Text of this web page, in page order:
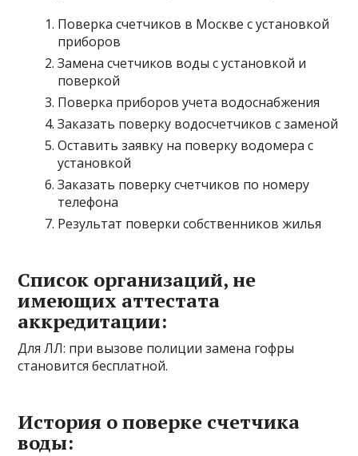
Поверка счетчиков в Москве с установкой
приборов
Замена счетчиков воды с установкой и
поверкой
Поверка приборов учета водоснабжения
Заказать поверку водосчетчиков с заменой
Оставить заявку на поверку водомера с
установкой
Заказать поверку счетчиков по номеру
телефона
Результат поверки собственников жилья
Список организаций, не
имеющих аттестата
аккредитации:
Для ЛЛ: при вызове полиции замена гофры
становится бесплатной.
История о поверке счетчика
воды: